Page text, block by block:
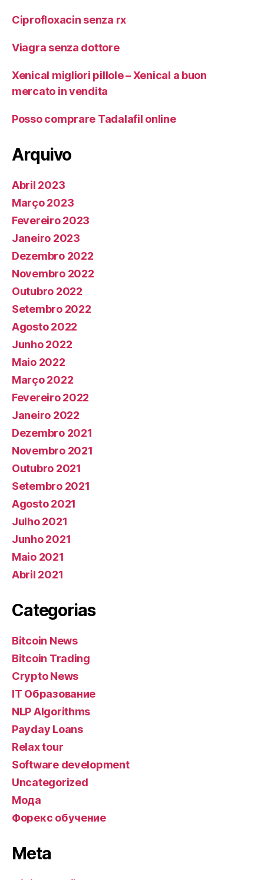
Ciprofloxacin senza rx
Viagra senza dottore
Xenical migliori pillole – Xenical a buon
mercato in vendita
Posso comprare Tadalafil online
Arquivo
Abril 2023
Março 2023
Fevereiro 2023
Janeiro 2023
Dezembro 2022
Novembro 2022
Outubro 2022
Setembro 2022
Agosto 2022
Junho 2022
Maio 2022
Março 2022
Fevereiro 2022
Janeiro 2022
Dezembro 2021
Novembro 2021
Outubro 2021
Setembro 2021
Agosto 2021
Julho 2021
Junho 2021
Maio 2021
Abril 2021
Categorias
Bitcoin News
Bitcoin Trading
Crypto News
IT Образование
NLP Algorithms
Payday Loans
Relax tour
Software development
Uncategorized
Мода
Форекс обучение
Meta